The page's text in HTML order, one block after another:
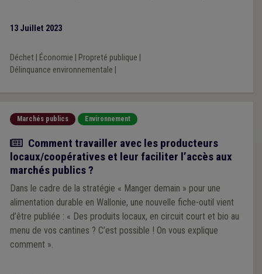
13 Juillet 2023
Déchet| Économie Propreté publique
Délinquance environnementale
Marchés publics Environnement
Actualité
Comment travailler avec les producteurs
locaux/coopératives et leur faciliter l’accès aux
marchés publics ?
Dans le cadre de la stratégie « Manger demain » pour une
alimentation durable en Wallonie, une nouvelle fiche-outil vient
d’être publiée : « Des produits locaux, en circuit court et bio au
menu de vos cantines ? C’est possible ! On vous explique
comment ».